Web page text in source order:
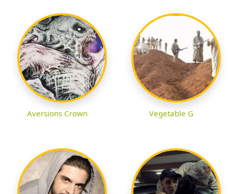
Aversions Crown Vegetable G